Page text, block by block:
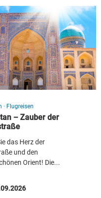
· Flugreisen
– Zauber der
das Herz der
und den
Orient! Die...